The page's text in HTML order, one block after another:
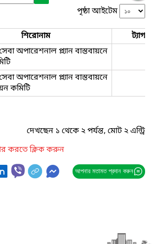
পৃষ্ঠা আইটেম
শিরোনাম
ট্যাগ
অপারেশনাল প্ল্যান বাস্তবায়নে
অপারেশনাল প্ল্যান বাস্তবায়নে
কমিটি
দেখছেন ১ থেকে ২ পর্যন্ত, মোট ২ এন্ট্রি
করতে ক্লিক করুন
আপনার মতামত প্রদান করুন